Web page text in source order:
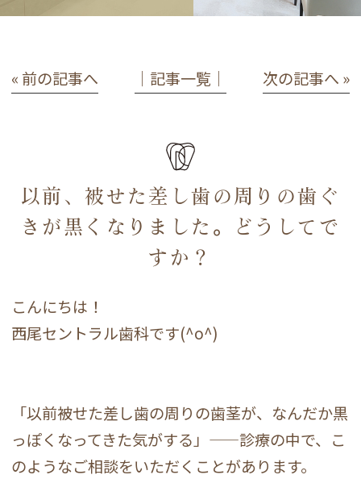
« 前の記事へ │記事一覧│ 次の記事へ »
以前、被せた差し歯の周りの歯ぐ
きが黒くなりました。どうしてで
すか？
こんにちは！
西尾セントラル歯科です(^o^)
「以前被せた差し歯の周りの歯茎が、なんだか黒
っぽくなってきた気がする」——診療の中で、こ
のようなご相談をいただくことがあります。